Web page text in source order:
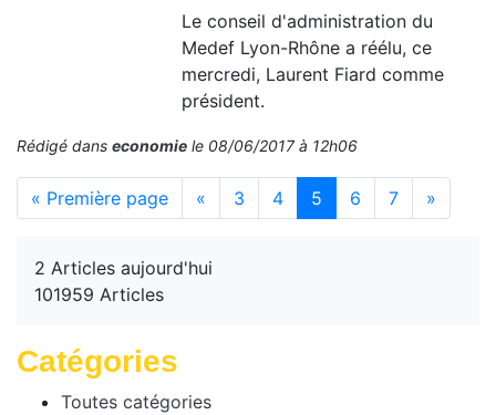
2 Articles aujourd'hui
101959 Articles
Catégories
Toutes catégories
Le conseil d'administration du
Medef Lyon-Rhône a réélu, ce
mercredi, Laurent Fiard comme
président.
Rédigé dans economie le 08/06/2017 à 12h06
« Première page « 3 4 5 (current)
6 7 »